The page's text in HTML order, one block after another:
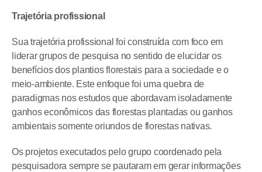
Trajetória profissional
Sua trajetória profissional foi construída com foco em
liderar grupos de pesquisa no sentido de elucidar os
benefícios dos plantios florestais para a sociedade e o
meio-ambiente. Este enfoque foi uma quebra de
paradigmas nos estudos que abordavam isoladamente
ganhos econômicos das florestas plantadas ou ganhos
ambientais somente oriundos de florestas nativas.
Os projetos executados pelo grupo coordenado pela
pesquisadora sempre se pautaram em gerar informações